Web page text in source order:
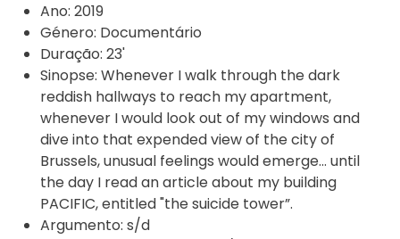
Ano: 2019
Género: Documentário
Duração: 23'
Sinopse: Whenever I walk through the dark
reddish hallways to reach my apartment,
whenever I would look out of my windows and
dive into that expended view of the city of
Brussels, unusual feelings would emerge... until
the day I read an article about my building
PACIFIC, entitled "the suicide tower”.
Argumento: s/d